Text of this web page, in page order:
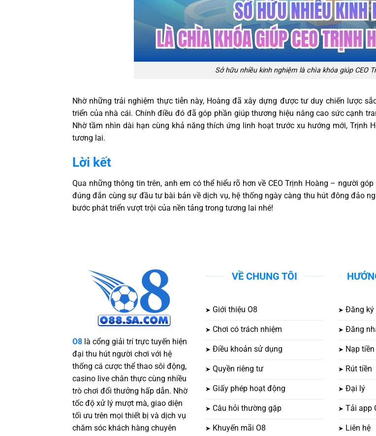
Sở hữu nhiều kinh nghiệm là chìa khóa giúp CEO
Nhờ những trải nghiệm thực tiễn này, Hoàng đã xây dựng được tư duy chiến lược
triển của nhà cái. Chính điều đó đã góp phần giúp thương hiệu nâng cao sức cạnh
Nhờ tầm nhìn dài hạn cùng khả năng thích ứng linh hoạt trước xu hướng mới, Trịnh
tương lai.
Lời kết
Qua những thông tin trên, anh em có thể hiểu rõ hơn về CEO Trịnh Hoàng – người
đúng đắn cùng sự đầu tư bài bản về dịch vụ, hệ thống ngày càng thu hút đông đảo
bước phát triển vượt trội của nền tảng trong tương lai nhé!
O8 là cổng giải trí trực tuyến hiện
đại thu hút người chơi với hệ
thống cá cược thể thao sôi động,
casino live chân thực cùng nhiều
trò chơi đổi thưởng hấp dẫn. Nhờ
tốc độ xử lý mượt mà, giao diện
tối ưu trên mọi thiết bị và dịch vụ
chăm sóc khách hàng chuyên
VỀ CHUNG TÔI
Giới thiệu O8
Chơi có trách nhiệm
Điều khoản sử dụng
Quyền riêng tư
Giấy phép hoạt động
Câu hỏi thường gặp
Khuyến mãi O8
Đăng ký
Đăng
Nạp tiền
Rút tiền
Đại lý
Tải app
Liên hệ